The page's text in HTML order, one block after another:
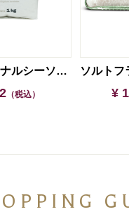
トラディショナルシーソルト（ポリバック入）１kg
（税込） ¥